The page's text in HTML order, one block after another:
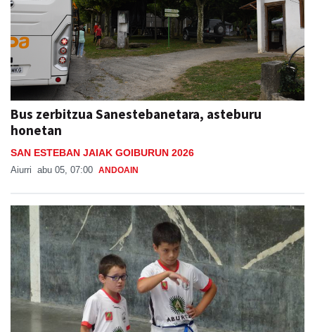
Bus zerbitzua Sanestebanetara, asteburu
honetan
SAN ESTEBAN JAIAK GOIBURUN 2026
Aiurri abu 05, 07:00 ANDOAIN